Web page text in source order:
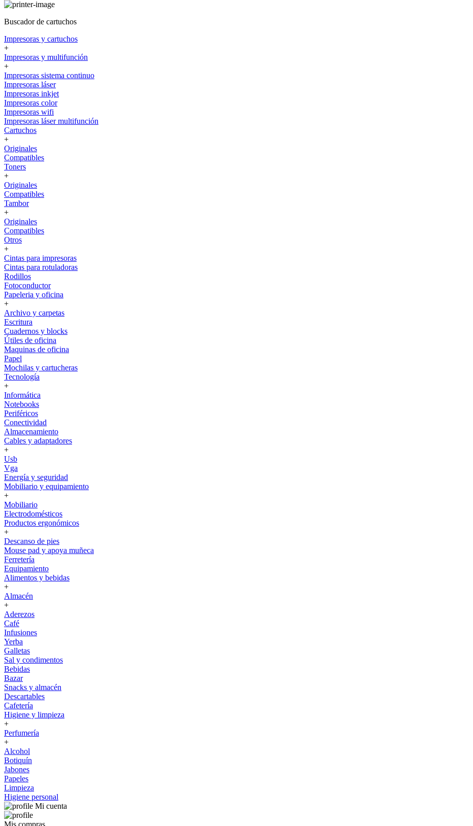
Buscador de cartuchos
Impresoras y cartuchos
+
Impresoras y multifunción
+
Impresoras sistema continuo
Impresoras láser
Impresoras inkjet
Impresoras color
Impresoras wifi
Impresoras láser multifunción
Cartuchos
+
Originales
Compatibles
Toners
+
Originales
Compatibles
Tambor
+
Originales
Compatibles
Otros
+
Cintas para impresoras
Cintas para rotuladoras
Rodillos
Fotoconductor
Papeleria y oficina
+
Archivo y carpetas
Escritura
Cuadernos y blocks
Útiles de oficina
Maquinas de oficina
Papel
Mochilas y cartucheras
Tecnología
+
Informática
Notebooks
Periféricos
Conectividad
Almacenamiento
Cables y adaptadores
+
Usb
Vga
Energía y seguridad
Mobiliario y equipamiento
+
Mobiliario
Electrodomésticos
Productos ergonómicos
+
Descanso de pies
Mouse pad y apoya muñeca
Ferretería
Equipamiento
Alimentos y bebidas
+
Almacén
+
Aderezos
Café
Infusiones
Yerba
Galletas
Sal y condimentos
Bebidas
Bazar
Snacks y almacén
Descartables
Cafetería
Higiene y limpieza
+
Perfumería
+
Alcohol
Botiquín
Jabones
Papeles
Limpieza
Higiene personal
Mi cuenta
Mis compras